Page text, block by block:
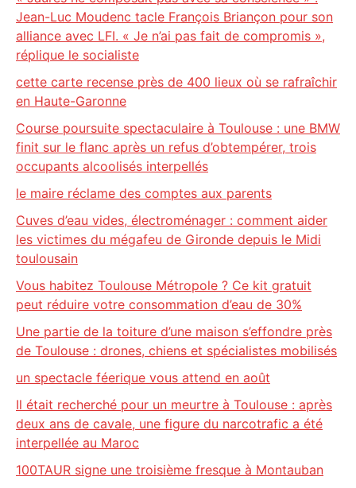
Jean-Luc Moudenc tacle François Briançon pour son
alliance avec LFI. « Je n’ai pas fait de compromis »,
réplique le socialiste
cette carte recense près de 400 lieux où se rafraîchir
en Haute-Garonne
Course poursuite spectaculaire à Toulouse : une BMW
finit sur le flanc après un refus d’obtempérer, trois
occupants alcoolisés interpellés
le maire réclame des comptes aux parents
Cuves d’eau vides, électroménager : comment aider
les victimes du mégafeu de Gironde depuis le Midi
toulousain
Vous habitez Toulouse Métropole ? Ce kit gratuit
peut réduire votre consommation d’eau de 30%
Une partie de la toiture d’une maison s’effondre près
de Toulouse : drones, chiens et spécialistes mobilisés
un spectacle féerique vous attend en août
Il était recherché pour un meurtre à Toulouse : après
deux ans de cavale, une figure du narcotrafic a été
interpellée au Maroc
100TAUR signe une troisième fresque à Montauban